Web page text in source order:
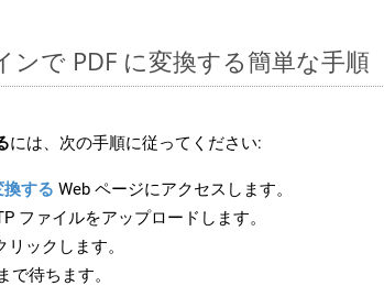
ンで PDF に変換する簡単な手順
には、次の手順に従ってください:
換する Web ページにアクセスします。
ファイルをアップロードします。
リックします。
で待ちます。